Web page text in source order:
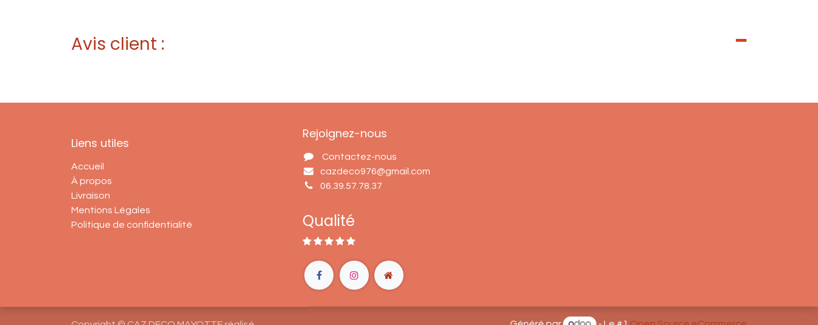
Avis client :
Liens utiles
Accueil
À propos
Livraison
Mentions Légales
Politique de confidentialité
Rejoignez-nous
Contactez-nous
cazdeco976@gmail.com
06.39.57.78.37
Qualité